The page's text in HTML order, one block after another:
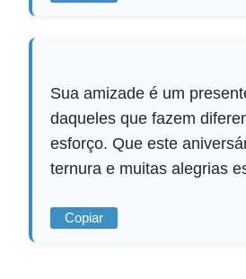
Sua amizade é um
daqueles que fazem
esforço. Que este
ternura e muitas alegrias
Copiar